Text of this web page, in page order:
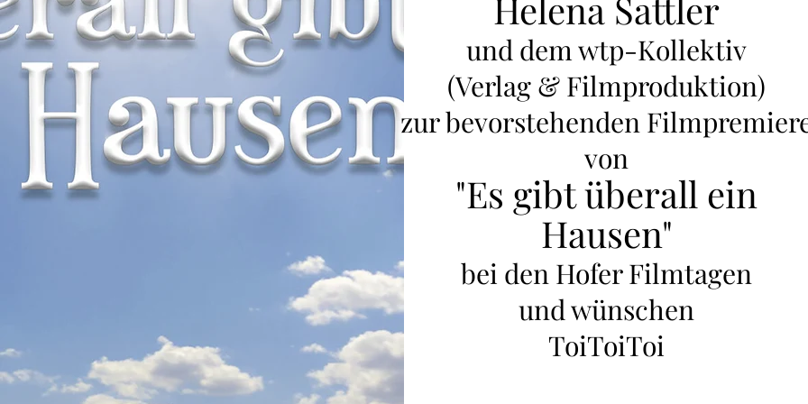
und dem wtp-Kollektiv
(Verlag & Filmproduktion)
zur bevorstehenden
von
"Es gibt überall ein
Hausen"
bei den Hofer Filmtagen
und wünschen
ToiToiToi